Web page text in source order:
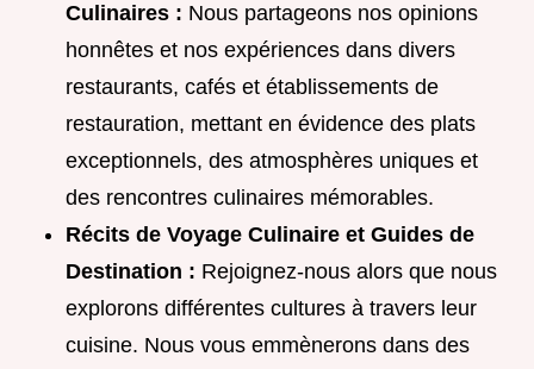
Culinaires : Nous partageons nos opinions
honnêtes et nos expériences dans divers
restaurants, cafés et établissements de
restauration, mettant en évidence des plats
exceptionnels, des atmosphères uniques et
des rencontres culinaires mémorables.
Récits de Voyage Culinaire et Guides de
Destination : Rejoignez-nous alors que nous
explorons différentes cultures à travers leur
cuisine. Nous vous emmènerons dans des